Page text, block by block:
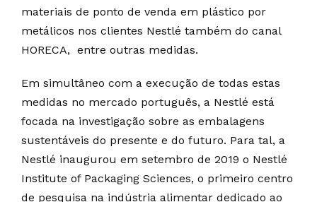
materiais de ponto de venda em plástico por
metálicos nos clientes Nestlé também do canal
HORECA, entre outras medidas.
Em simultâneo com a execução de todas estas
medidas no mercado português, a Nestlé está
focada na investigação sobre as embalagens
sustentáveis do presente e do futuro. Para tal, a
Nestlé inaugurou em setembro de 2019 o Nestlé
Institute of Packaging Sciences, o primeiro centro
de pesquisa na indústria alimentar dedicado ao